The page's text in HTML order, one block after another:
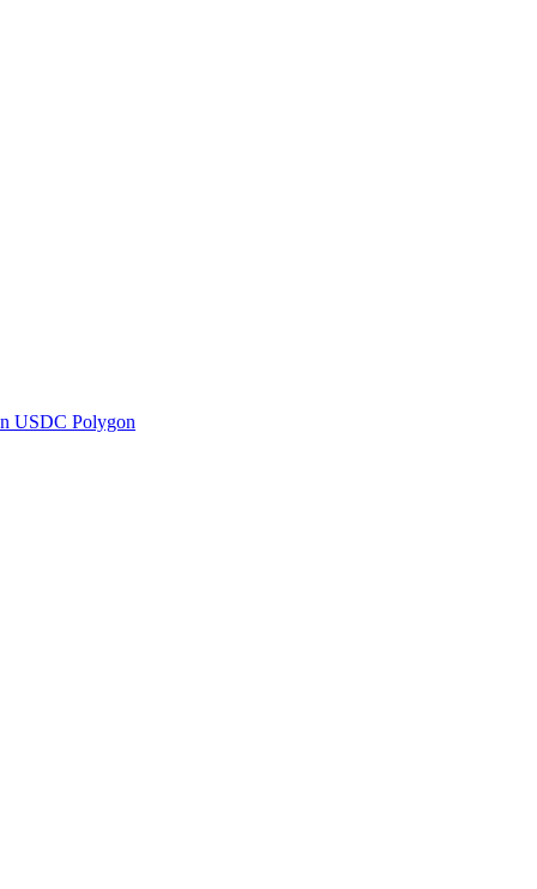
USDC Polygon